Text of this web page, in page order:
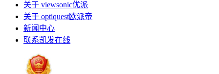
关于 viewsonic优派
关于 optiquest欧派帝
新闻中心
联系凯发在线